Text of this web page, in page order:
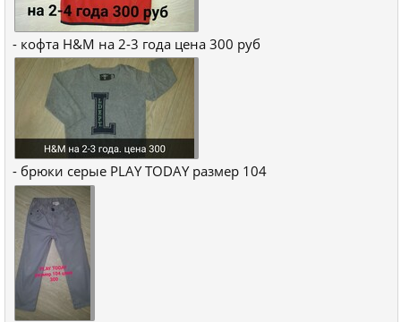
- кофта H&M на 2-3 года цена 300 руб
- брюки серые PLAY TODAY размер 104